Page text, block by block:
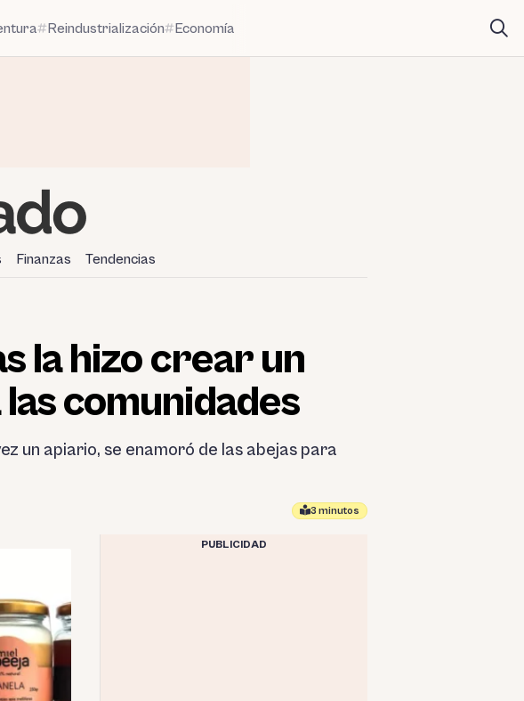
Reindustrialización Economía
Finanzas Tendencias
la hizo crear un
comunidades
un apiario, se enamoró de las abejas para
3 minutos
PUBLICIDAD